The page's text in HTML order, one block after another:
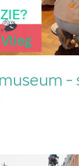
-